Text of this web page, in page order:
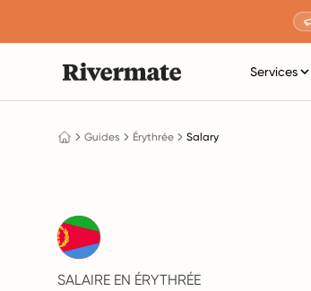
Services
Guides Érythrée Salary
SALAIRE EN ÉRYTHRÉE